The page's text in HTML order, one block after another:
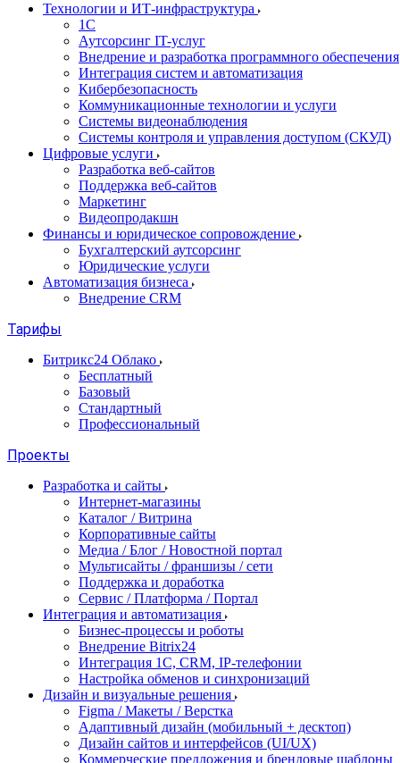
Технологии и ИТ-инфраструктура
1С
Аутсорсинг IT-услуг
Внедрение и разработка программного обеспечения
Интеграция систем и автоматизация
Кибербезопасность
Коммуникационные технологии и услуги
Системы видеонаблюдения
Системы контроля и управления доступом (СКУД)
Цифровые услуги
Разработка веб-сайтов
Поддержка веб-сайтов
Маркетинг
Видеопродакшн
Финансы и юридическое сопровождение
Бухгалтерский аутсорсинг
Юридические услуги
Автоматизация бизнеса
Внедрение CRM
Тарифы
Битрикс24 Облако
Бесплатный
Базовый
Стандартный
Профессиональный
Проекты
Разработка и сайты
Интернет-магазины
Каталог / Витрина
Корпоративные сайты
Медиа / Блог / Новостной портал
Мультисайты / франшизы / сети
Поддержка и доработка
Сервис / Платформа / Портал
Интеграция и автоматизация
Бизнес-процессы и роботы
Внедрение Bitrix24
Интеграция 1С, CRM, IP-телефонии
Настройка обменов и синхронизаций
Дизайн и визуальные решения
Figma / Макеты / Верстка
Адаптивный дизайн (мобильный + десктоп)
Дизайн сайтов и интерфейсов (UI/UX)
Коммерческие предложения и брендовые шаблоны